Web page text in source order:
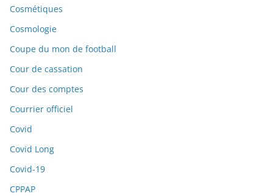
Cosmétiques
Cosmologie
Coupe du mon de football
Cour de cassation
Cour des comptes
Courrier officiel
Covid
Covid Long
Covid-19
CPPAP